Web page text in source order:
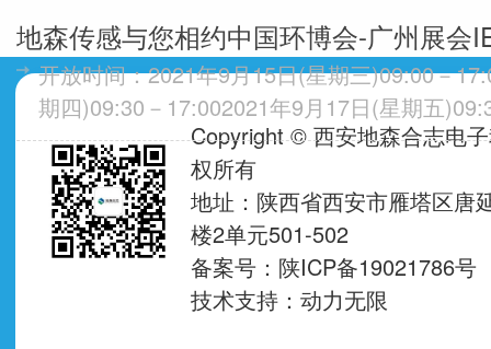
地森传感与您相约中国环博会-广州展会
开放时间：2021年9月15日(星期三)09:00－
期四)09:30－17:002021年9月17日(星期五
35000平方米（预计）...Copyright © 西安地森合志电
权所有
地址：陕西省西安市雁塔区唐
楼2单元501-502
备案号：陕ICP备19021786号
技术支持： 动力无限